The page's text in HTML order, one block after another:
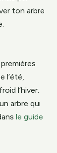
ton arbre
l’été,
l’hiver.
arbre qui
le guide